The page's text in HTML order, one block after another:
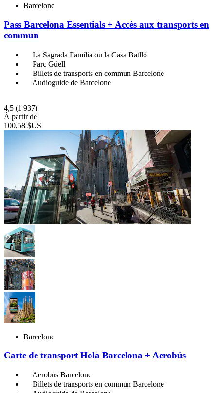
Barcelone
Pass Barcelona Essentials + Accès aux transports en
commun
La Sagrada Familia ou la Casa Batlló
Parc Güell
Billets de transports en commun Barcelone
Audioguide de Barcelone
4,5 (1 937)
À partir de
100,58 $US
Barcelone
Carte de transport Hola Barcelona + Aerobús
Aerobús Barcelone
Billets de transports en commun Barcelone